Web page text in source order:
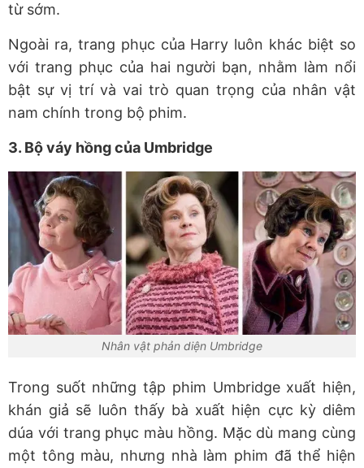
từ sớm.
Ngoài ra, trang phục của Harry luôn khác biệt so
với trang phục của hai người bạn, nhằm làm nổi
bật sự vị trí và vai trò quan trọng của nhân vật
nam chính trong bộ phim.
3. Bộ váy hồng của Umbridge
Nhân vật phản diện Umbridge
Trong suốt những tập phim Umbridge xuất hiện,
khán giả sẽ luôn thấy bà xuất hiện cực kỳ diêm
dúa với trang phục màu hồng. Mặc dù mang cùng
một tông màu, nhưng nhà làm phim đã thể hiện